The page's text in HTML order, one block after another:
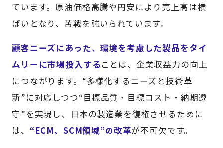
ています。原油価格高騰や円安により売上高は横
ばいとなり、苦戦を強いられています。
顧客ニーズにあった、環境を考慮した製品をタイ
ムリーに市場投入することは、企業収益力の向上
につながります。“多様化するニーズと技術革
新”に対応しつつ“目標品質・目標コスト・納期遵
守”を実現し、日本の製造業を復権させるために
は、 “ECM、SCM領域”の改革が不可欠です。